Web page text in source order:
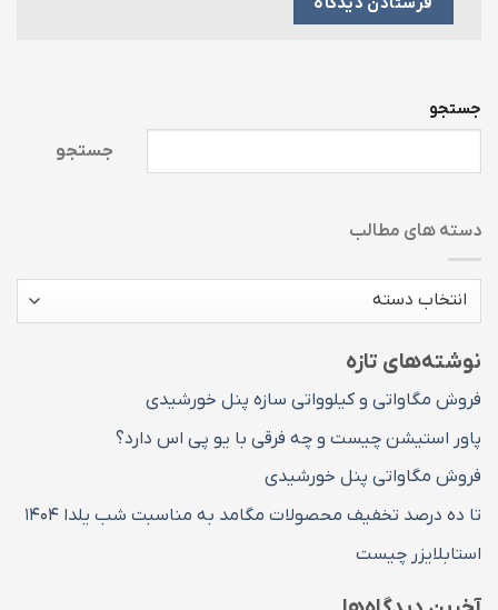
جستجو
جستجو
دسته های مطالب
دسته
نوشته‌های تازه
فروش مگاواتی و کیلوواتی سازه پنل خورشیدی
پاور استیشن چیست و چه فرقی با یو پی اس دارد؟
فروش مگاواتی پنل خورشیدی
تا ده درصد تخفیف محصولات مگامد به مناسبت شب یلدا ۱۴۰۴
استابلایزر چیست